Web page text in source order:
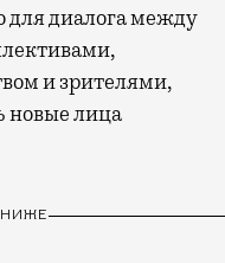
для диалога между
и зрителями,
новые лица
НИЖЕ